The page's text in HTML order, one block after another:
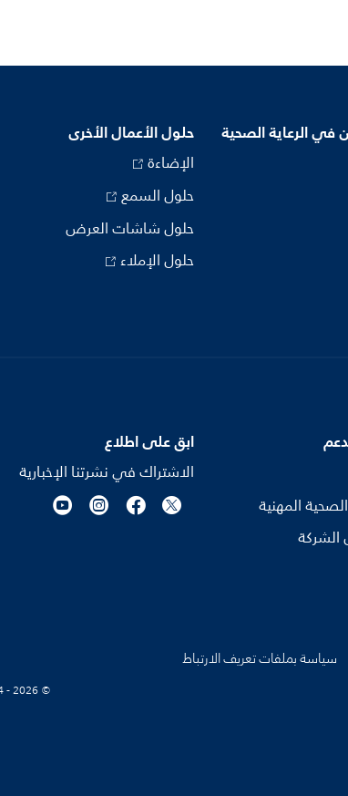
الرعاية الصحية حلول الأعمال الأخرى
الإضاءة
حلول السمع
حلول شاشات العرض
حلول الإملاء
المهنية
الشركة
ابق على اطلاع
الاشتراك في نشرتنا الإخبارية
سياسة بملفات تعريف الارتباط
© Koninklijke Philips N.V., 2004 - 2026. كل الحقوق محفوظة.